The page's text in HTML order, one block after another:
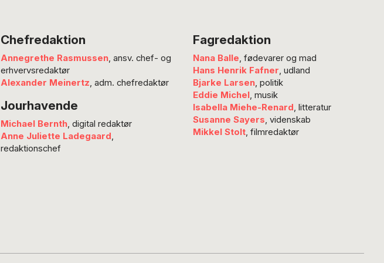
Chefredaktion
Annegrethe Rasmussen, ansv. chef- og
erhvervsredaktør
Alexander Meinertz, adm. chefredaktør
Jourhavende
Michael Bernth, digital redaktør
Anne Juliette Ladegaard,
redaktionschef
Fagredaktion
Nana Balle, fødevarer og mad
Hans Henrik Fafner, udland
Bjarke Larsen, politik
Eddie Michel, musik
Isabella Miehe-Renard, litteratur
Susanne Sayers, videnskab
Mikkel Stolt, filmredaktør